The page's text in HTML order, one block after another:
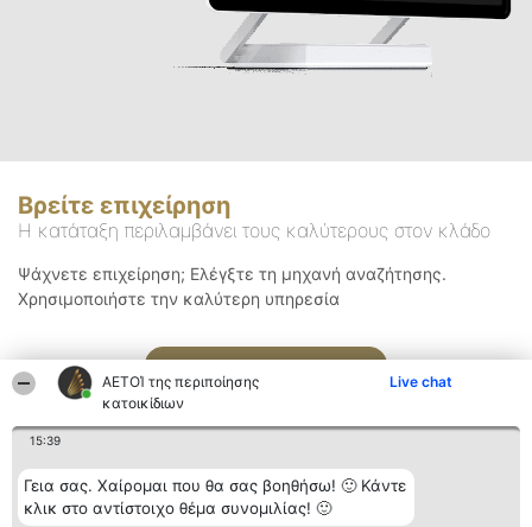
ΑΕΤΟΊ της περιποίησης
κατοικίδιων
Live chat
15:39
Γεια σας. Χαίρομαι που θα σας βοηθήσω! 🙂 Κάντε
κλικ στο αντίστοιχο θέμα συνομιλίας! 🙂
Βρείτε επιχείρηση
Η κατάταξη περιλαμβάνει τους καλύτερους στον κλάδο
Ψάχνετε επιχείρηση; Ελέγξτε τη μηχανή αναζήτησης.
Χρησιμοποιήστε την καλύτερη υπηρεσία
Αναζήτηση